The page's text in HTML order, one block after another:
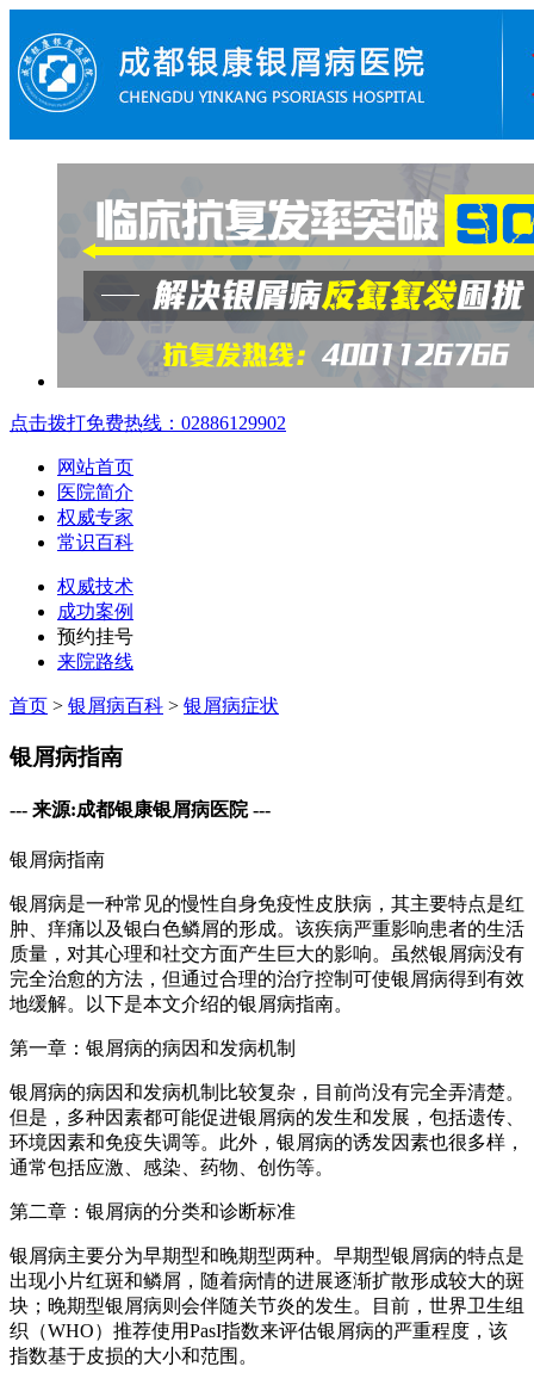
点击拨打免费热线：02886129902
网站首页
医院简介
权威专家
常识百科
权威技术
成功案例
预约挂号
来院路线
首页 > 银屑病百科 > 银屑病症状
银屑病指南
--- 来源:成都银康银屑病医院 ---
银屑病指南
银屑病是一种常见的慢性自身免疫性皮肤病，其主要特点是红
肿、痒痛以及银白色鳞屑的形成。该疾病严重影响患者的生活
质量，对其心理和社交方面产生巨大的影响。虽然银屑病没有
完全治愈的方法，但通过合理的治疗控制可使银屑病得到有效
地缓解。以下是本文介绍的银屑病指南。
第一章：银屑病的病因和发病机制
银屑病的病因和发病机制比较复杂，目前尚没有完全弄清楚。
但是，多种因素都可能促进银屑病的发生和发展，包括遗传、
环境因素和免疫失调等。此外，银屑病的诱发因素也很多样，
通常包括应激、感染、药物、创伤等。
第二章：银屑病的分类和诊断标准
银屑病主要分为早期型和晚期型两种。早期型银屑病的特点是
出现小片红斑和鳞屑，随着病情的进展逐渐扩散形成较大的斑
块；晚期型银屑病则会伴随关节炎的发生。目前，世界卫生组
织（WHO）推荐使用PasI指数来评估银屑病的严重程度，该
指数基于皮损的大小和范围。